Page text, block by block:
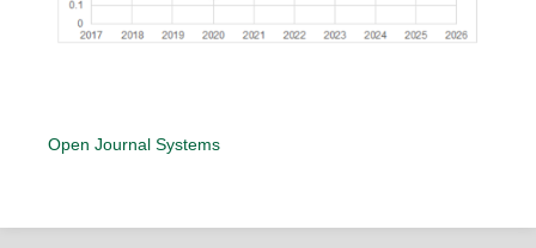
Open Journal Systems